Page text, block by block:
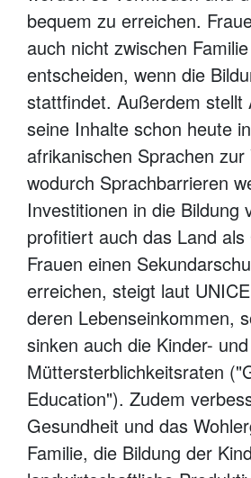
bequem zu erreichen.
auch nicht zwischen
entscheiden, wenn die
stattfindet. Außerdem stellt
seine Inhalte schon heute
afrikanischen Sprachen zur
wodurch Sprachbarrieren
Investitionen in die Bildung
profitiert auch das Land
Frauen einen
erreichen, steigt laut
deren Lebenseinkommen,
sinken auch die Kinder- und
Müttersterblichkeitsraten
Education"). Zudem
Gesundheit und das
Familie, die Bildung der